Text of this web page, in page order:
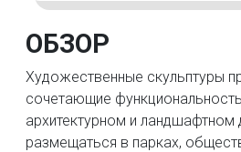
ОБЗОР
Художественные скульптуры
сочетающие функциональность
архитектурном и ландшафтном
размещаться в парках,